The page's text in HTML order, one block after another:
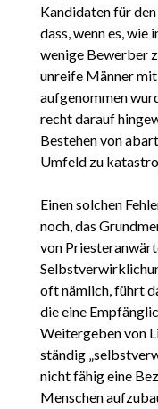
Kandidaten für
dass, wenn es, wie
wenige Bewerber
unreife Männer
aufgenommen
recht darauf
Bestehen von
Umfeld zu
Einen solchen
noch, das
von
oft nämlich, führt
die eine
Weitergeben von
ständig
nicht fähig eine
Menschen